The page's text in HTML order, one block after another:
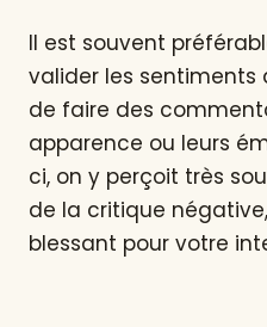
Il est souvent
valider les
de faire des
apparence ou leurs
ci, on y perçoit très
de la critique
blessant pour votre